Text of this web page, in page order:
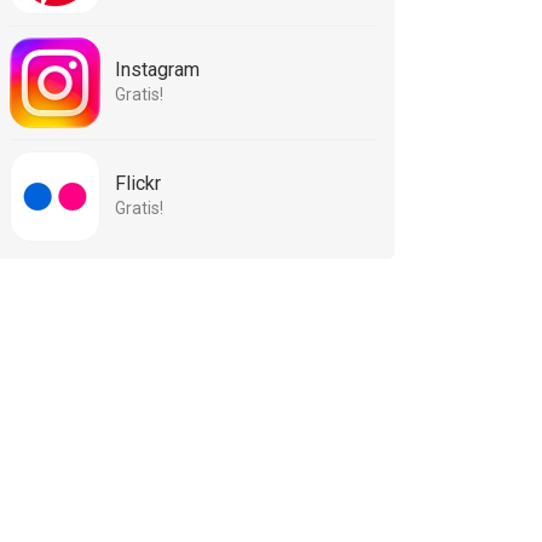
Instagram
Gratis!
Flickr
Gratis!